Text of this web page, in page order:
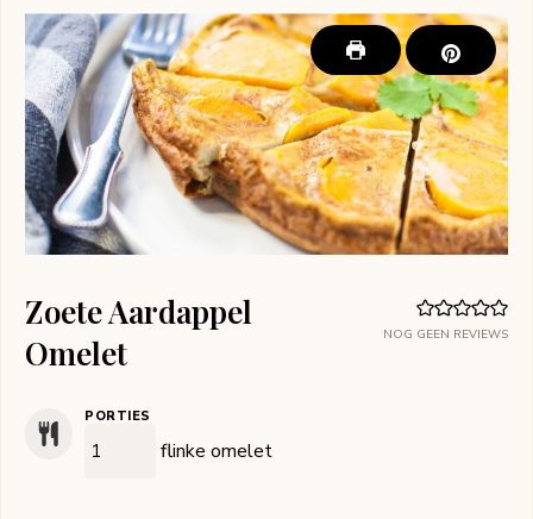
NOG GEEN REVIEWS
Zoete Aardappel
Omelet
PORTIES
flinke omelet